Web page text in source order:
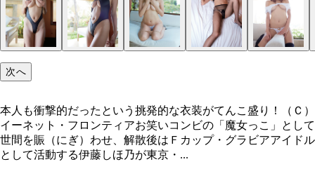
次へ
本人も衝撃的だったという挑発的な衣装がてんこ盛り！（Ｃ）
イーネット・フロンティアお笑いコンビの「魔女っこ」として
世間を賑（にぎ）わせ、解散後はＦカップ・グラビアアイドル
として活動する伊藤しほ乃が東京・...